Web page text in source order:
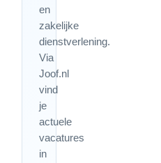
en
zakelijke
dienstverlening.
Via
Joof.nl
vind
je
actuele
vacatures
in